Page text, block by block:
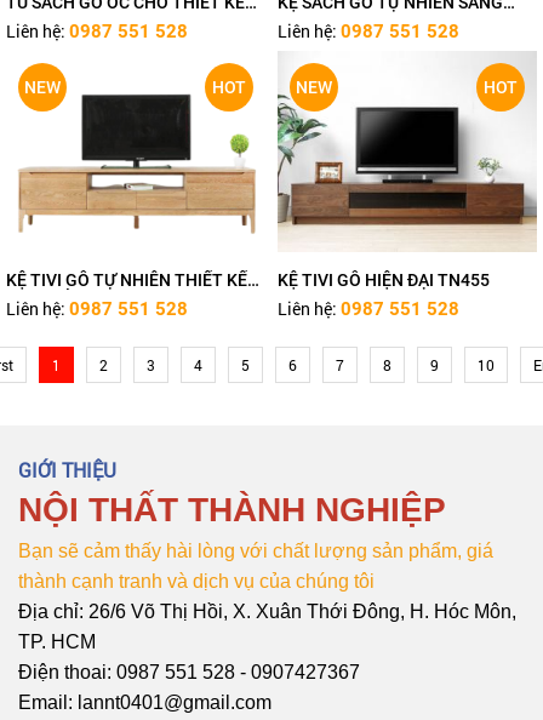
2021 TN468
Liên hệ: 0987 551 528
TRỌNG TN467
Liên hệ: 0987 551 528
HOT
NEW
KỆ TIVI GỖ TỰ NHIÊN THIẾT KẾ
ĐƠN GIẢN HIỆN ĐẠI
Liên hệ: 0987 551 528
HOT
NEW
KỆ TIVI GỖ HIỆN ĐẠI TN455
Liên hệ: 0987 551 528
1 2 3 4 5 6 7 8 9 10
GIỚI THIỆU
NỘI THẤT THÀNH NGHIỆP
Bạn sẽ cảm thấy hài lòng với chất lượng sản phẩm, giá
thành cạnh tranh và dịch vụ của chúng tôi
Địa chỉ: 26/6 Võ Thị Hồi, X. Xuân Thới Đông, H. Hóc Môn,
TP. HCM
Điện thoai: 0987 551 528 - 0907427367
Email: lannt0401@gmail.com